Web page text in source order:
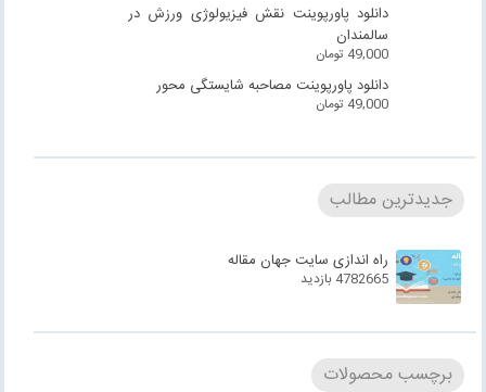
دانلود پاورپوینت نقش فیزیولوژی ورزش در
سالمندان
49,000 تومان
دانلود پاورپوینت مصاحبه شایستگی محور
49,000 تومان
جدیدترین مطالب
راه اندازی سایت جهان مقاله
4782665 بازدید
برچسب محصولات